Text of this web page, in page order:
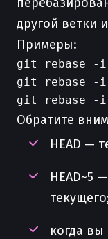
другой ветки
Примеры:
git rebase -i
git rebase -i
Обратите
HEAD —
HEAD~5
когда вы